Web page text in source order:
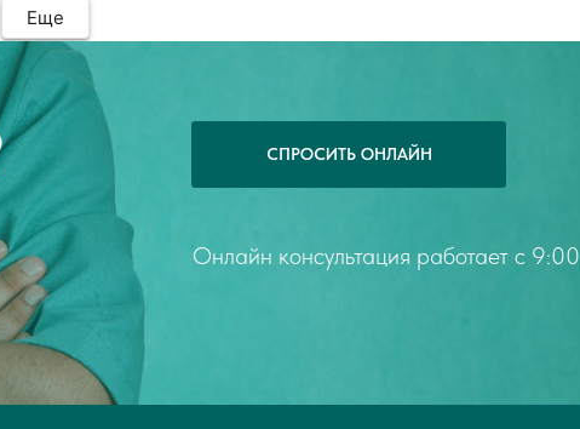
Врач показалась
Она все объяснила и
началась в
Елена Сергеевна
15-20
этого оказалось
мы все успели. В
доктор все
показывала
По итогу, я
УЗИ​ и
доносила информацию
и смогла ответить на все
Обязательно
повторно,
По моему мнению,
можно
Еще
Онлайн консультация работает с
СПРОСИТЬ ОНЛАЙН